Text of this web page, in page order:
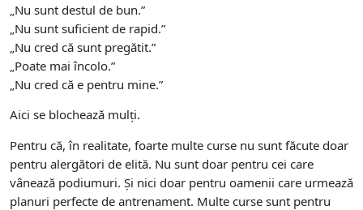
„Nu sunt destul de bun.”
„Nu sunt suficient de rapid.”
„Nu cred că sunt pregătit.”
„Poate mai încolo.”
„Nu cred că e pentru mine.”
Aici se blochează mulți.
Pentru că, în realitate, foarte multe curse nu sunt făcute doar
pentru alergători de elită. Nu sunt doar pentru cei care
vânează podiumuri. Și nici doar pentru oamenii care urmează
planuri perfecte de antrenament. Multe curse sunt pentru